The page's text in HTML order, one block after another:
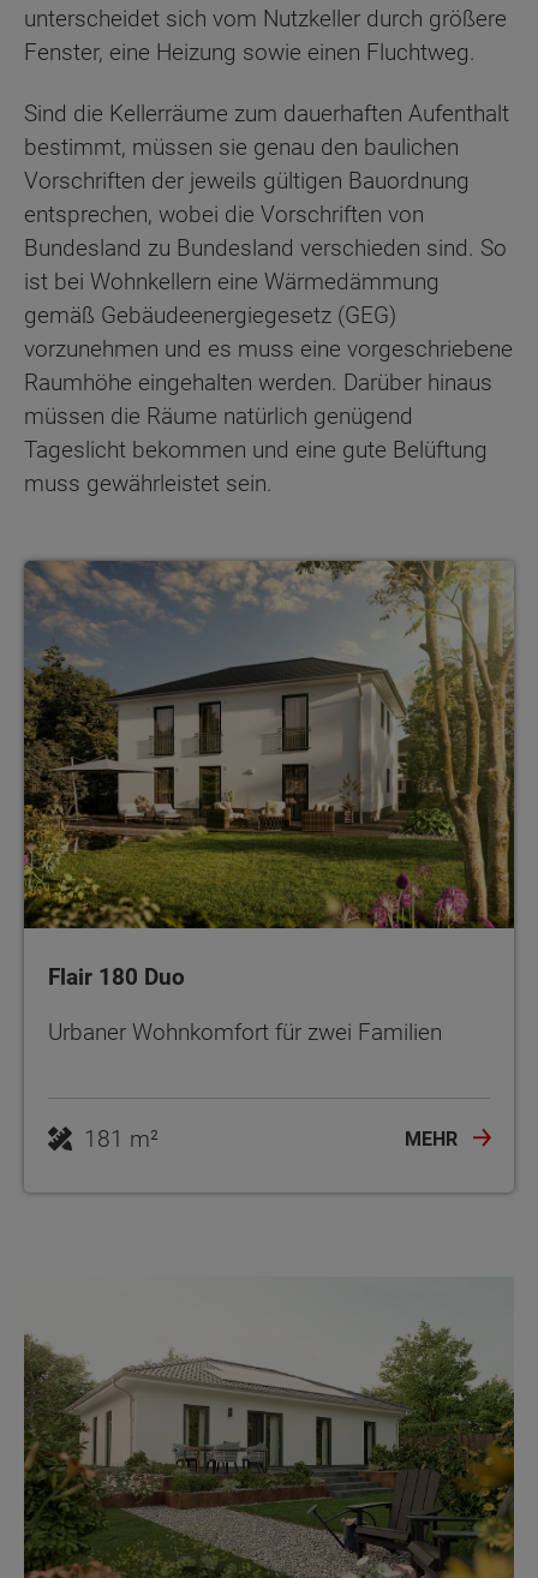
unterscheidet sich vom Nutzkeller durch größere
Fenster, eine Heizung sowie einen Fluchtweg.
Sind die Kellerräume zum dauerhaften Aufenthalt
bestimmt, müssen sie genau den baulichen
Vorschriften der jeweils gültigen Bauordnung
entsprechen, wobei die Vorschriften von
Bundesland zu Bundesland verschieden sind. So
ist bei Wohnkellern eine Wärmedämmung
gemäß Gebäudeenergiegesetz (GEG)
vorzunehmen und es muss eine vorgeschriebene
Raumhöhe eingehalten werden. Darüber hinaus
müssen die Räume natürlich genügend
Tageslicht bekommen und eine gute Belüftung
muss gewährleistet sein.
Flair 180 Duo
Urbaner Wohnkomfort für zwei Familien
181 m² MEHR